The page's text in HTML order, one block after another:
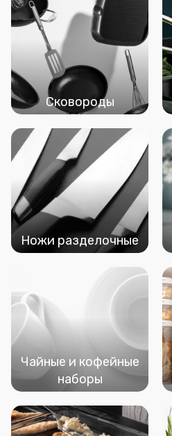
Сковороды
Ножи разделочные
Чайные и кофейные
наборы